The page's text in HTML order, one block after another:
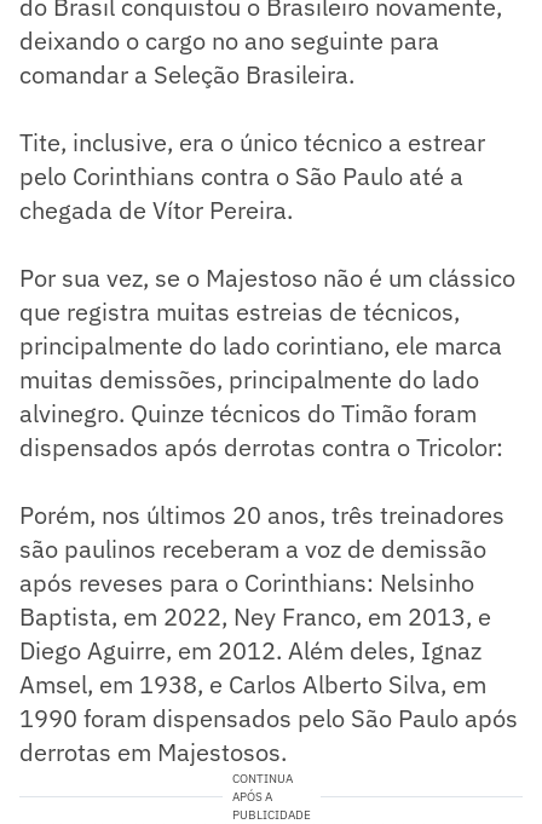
do Brasil conquistou o Brasileiro novamente,
deixando o cargo no ano seguinte para
comandar a Seleção Brasileira.
Tite, inclusive, era o único técnico a estrear
pelo Corinthians contra o São Paulo até a
chegada de Vítor Pereira.
Por sua vez, se o Majestoso não é um clássico
que registra muitas estreias de técnicos,
principalmente do lado corintiano, ele marca
muitas demissões, principalmente do lado
alvinegro. Quinze técnicos do Timão foram
dispensados após derrotas contra o Tricolor:
Porém, nos últimos 20 anos, três treinadores
são paulinos receberam a voz de demissão
após reveses para o Corinthians: Nelsinho
Baptista, em 2022, Ney Franco, em 2013, e
Diego Aguirre, em 2012. Além deles, Ignaz
Amsel, em 1938, e Carlos Alberto Silva, em
1990 foram dispensados pelo São Paulo após
derrotas em Majestosos.
CONTINUA
APÓS A
PUBLICIDADE